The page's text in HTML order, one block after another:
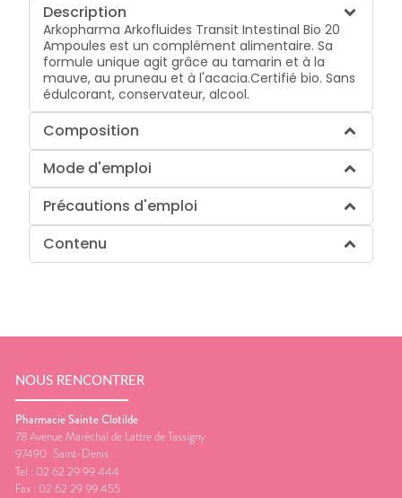
Description
Arkopharma Arkofluides Transit Intestinal Bio 20
Ampoules est un complément alimentaire. Sa
formule unique agit grâce au tamarin et à la
mauve, au pruneau et à l'acacia.Certifié bio. Sans
édulcorant, conservateur, alcool.
Composition
Mode d'emploi
Précautions d'emploi
Contenu
NOUS RENCONTRER
Pharmacie Sainte Clotilde
78 Avenue Maréchal de Lattre de Tassigny
97490 Saint-Denis
Tel : 02 62 29 99 444
Fax : 02 62 29 99 455